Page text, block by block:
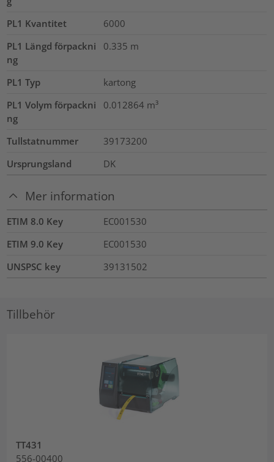
PL1 Kvantitet
6000
PL1 Längd förpackni
ng
0.335 m
PL1 Typ
kartong
PL1 Volym förpackni
ng
0.012864 m³
Tullstatnummer
39173200
Ursprungsland
DK
Mer information
ETIM 8.0 Key
EC001530
ETIM 9.0 Key
EC001530
UNSPSC key
39131502
Tillbehör
TT431
556-00400